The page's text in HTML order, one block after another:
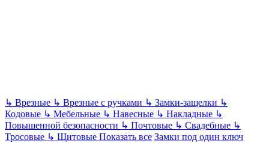
↳ Врезные ↳ Врезные с ручками ↳ Замки-защелки ↳
Кодовые ↳ Мебельные ↳ Навесные ↳ Накладные ↳
Повышенной безопасности ↳ Почтовые ↳ Свадебные ↳
Тросовые ↳ Щитовые Показать все Замки под один ключ